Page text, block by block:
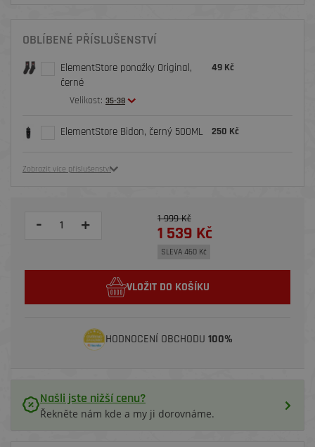
OBLÍBENÉ PŘÍSLUŠENSTVÍ
ElementStore ponožky Original,
černé
Velikost: 35-38
49 Kč
ElementStore Bidon, černý 500ML 250 Kč
Zobrazit více příslušenství
- + 1 999 Kč
1 539 Kč
SLEVA 460 Kč
VLOŽIT DO KOŠÍKU
HODNOCENÍ OBCHODU 100%
Našli jste nižší cenu?
Řekněte nám kde a my ji dorovnáme.